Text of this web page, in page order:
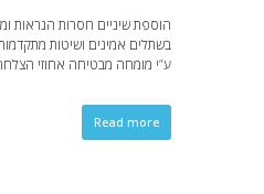
הוספת שיניים חסרות הנראות
בשתלים אמינים ושיטות
ע”י מומחה מבטיחה אחוזי
Read more